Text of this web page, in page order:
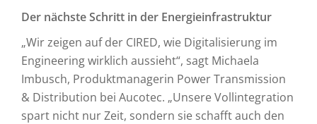
Der nächste Schritt in der Energieinfrastruktur
„Wir zeigen auf der CIRED, wie Digitalisierung im
Engineering wirklich aussieht“, sagt Michaela
Imbusch, Produktmanagerin Power Transmission
& Distribution bei Aucotec. „Unsere Vollintegration
spart nicht nur Zeit, sondern sie schafft auch den